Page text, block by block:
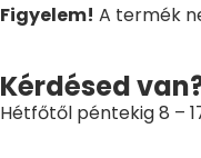
Figyelem! A termék
Kérdésed
Hétfőtől péntekig 8 –